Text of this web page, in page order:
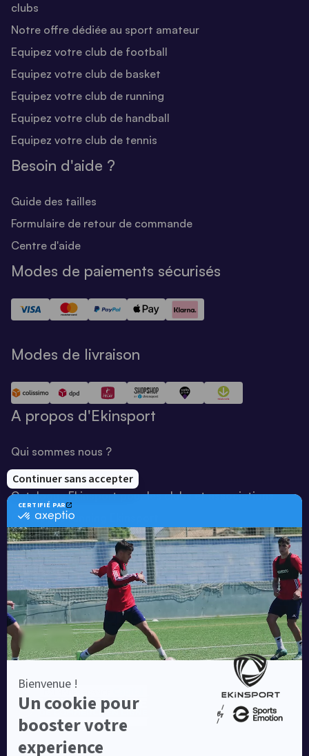
clubs
Notre offre dédiée au sport amateur
Equipez votre club de football
Equipez votre club de basket
Equipez votre club de running
Equipez votre club de handball
Equipez votre club de tennis
Besoin d'aide ?
Guide des tailles
Formulaire de retour de commande
Centre d'aide
Modes de paiements sécurisés
Modes de livraison
A propos d'Ekinsport
Qui sommes nous ?
Notre savoir-faire
Catalogue Ekinsport pour les clubs et associations
Catalogue running Ekinsport
Blog
Une société de :